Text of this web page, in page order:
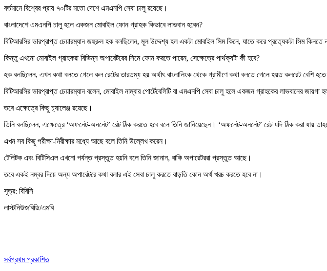
বর্তমানে বিশ্বের প্রায় ৭০টির মতো দেশে এমএনপি সেবা চালু রয়েছে।
বাংলাদেশে এমএনপি চালু হলে একজন মোবাইল ফোন গ্রাহক কিভাবে লাভবান হবেন?
বিটিআরসির ভারপ্রাপ্ত চেয়ারম্যান জহুরুল হক বলছিলেন, মূল উদ্দেশ্য হল একটা মোবাইল সিম কিনে, যাতে করে প্রত্যেকটা সিম কিনতে
কিন্তু এখনো মোবাইল গ্রাহকরা বিভিন্ন অপারেটরের সিমে ফোন করতে পারেন, সেক্ষেত্রে পার্থক্যটা কী হবে?
হক বলছিলেন, এখন কথা বলতে গেলে কল রেটের তারতম্য হয় অর্থাৎ বাংলালিংক থেকে গ্রামীণে কথা বলতে গেলে হয়ত কলরেট বেশি
বিটিআরসির ভারপ্রাপ্ত চেয়ারম্যান বলেন, মোবাইল নাম্বার পোর্টেবেলিটি বা এমএনপি সেবা চালু হলে একজন গ্রাহকের লাভবানের
তবে এক্ষেত্রে কিছু চ্যালেঞ্জ রয়েছে।
তিনি বলছিলেন, এক্ষেত্রে ‘অফনেট-অননেট’ রেট ঠিক করতে হবে বলে তিনি জানিয়েছেন। ‘অফনেট-অননেট’ রেট যদি ঠিক করা যায়
এখন সব কিছু পরীক্ষা-নিরীক্ষার মধ্যে আছে বলে তিনি উল্লেখ করেন।
টেলিটক এবং বিটিসিএল এখনো পর্যন্ত প্রস্তুত হয়নি বলে তিনি জানান, বাকি অপারেটররা প্রস্তুত আছে।
তবে একই নম্বর দিয়ে অন্য অপারেটরে কথা বলার এই সেবা চালু করতে বাড়তি কোন অর্থ খরচ করতে হবে না।
সূত্র: বিবিসি
লাস্টনিউজবিডি/এমবি
সর্বপ্রথম প্রকাশিত